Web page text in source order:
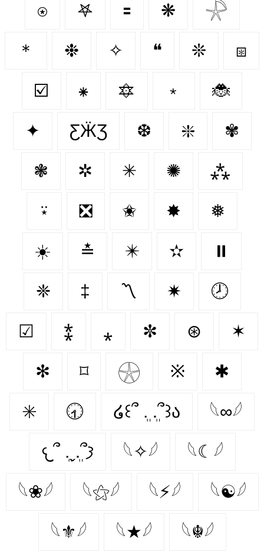
⍟ 𖤐 🟰 ❋ 𓇻
＊ ❉ ✧ ❝ ❊ ⧆
☑️ ⁕ 🔯 ﹡ 🐞
✦ ƸӜƷ ❆ ❇️ ✾
❃ ✲ ✳ ✺ ⁂
⍣ ❎ ✬ ✸ ❅
☀️ ≛ ✴️ ✫ ⏸️
❈ ‡ 〽 ✷ 🕗
☑ ⁑ ⁎ ✼ ⊛ ✶
✻ ⌑ 𓇽 ※ ✱
✳️ 🕣 ໒꒰՞ ܸ. .ܸ՞꒱ა 𓆩∞𓆪
𐔌՞ ܸ.ˬ.ܸ՞𐦯 𓆩✧𓆪 𓆩☾𓆪
𓆩❀𓆪 𓆩⚝𓆪 𓆩⚡𓆪 𓆩☯𓆪
𓆩⚜𓆪 𓆩★𓆪 𓆩☬𓆪